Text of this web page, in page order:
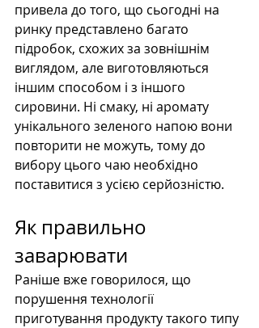
привела до того, що сьогодні на
ринку представлено багато
підробок, схожих за зовнішнім
виглядом, але виготовляються
іншим способом і з іншого
сировини. Ні смаку, ні аромату
унікального зеленого напою вони
повторити не можуть, тому до
вибору цього чаю необхідно
поставитися з усією серйозністю.
Як правильно
заварювати
Раніше вже говорилося, що
порушення технології
приготування продукту такого типу